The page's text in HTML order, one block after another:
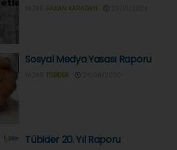
HAKAN KARADAYI
Sosyal Medya Yasası Raporu
TÜBIDER
Tübider 20. Yıl Raporu